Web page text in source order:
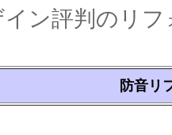
ン評判のリ
防音リ